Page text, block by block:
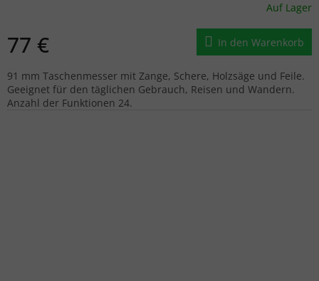
Auf Lager
77 € In den Warenkorb
91 mm Taschenmesser mit Zange, Schere, Holzsäge und Feile.
Geeignet für den täglichen Gebrauch, Reisen und Wandern.
Anzahl der Funktionen 24.